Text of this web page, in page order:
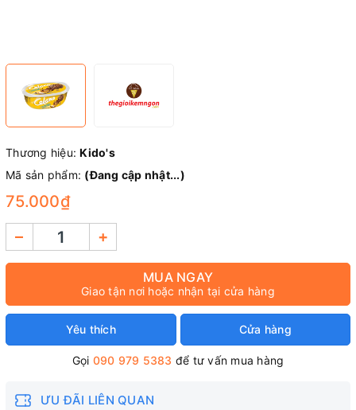
Thương hiệu:Kido's
Mã sản phẩm: (Đang cập nhật...)
75.000₫
–
+
MUA NGAY
Giao tận nơi hoặc nhận tại cửa hàng
Yêu thích Cửa hàng
Gọi 090 979 5383 để tư vấn mua hàng
ƯU ĐÃI LIÊN QUAN